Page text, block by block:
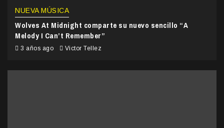
NUEVA MÚSICA
Wolves At Midnight comparte su nuevo sencillo “A
Melody I Can’t Remember”
3 años ago Victor Tellez